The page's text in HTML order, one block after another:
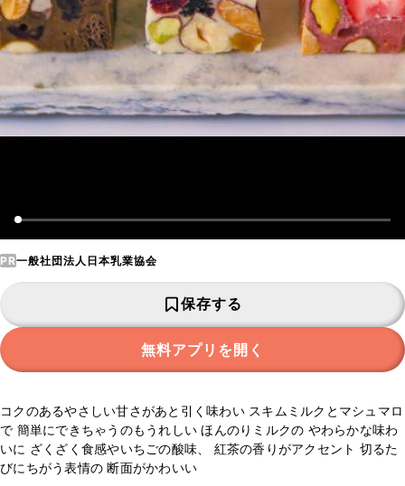
PR一般社団法人日本乳業協会
保存する
無料アプリを開く
コクのあるやさしい甘さがあと引く味わい スキムミルクとマシュマロ
で 簡単にできちゃうのもうれしい ほんのりミルクの やわらかな味わ
いに ざくざく食感やいちごの酸味、 紅茶の香りがアクセント 切るた
びにちがう表情の 断面がかわいい